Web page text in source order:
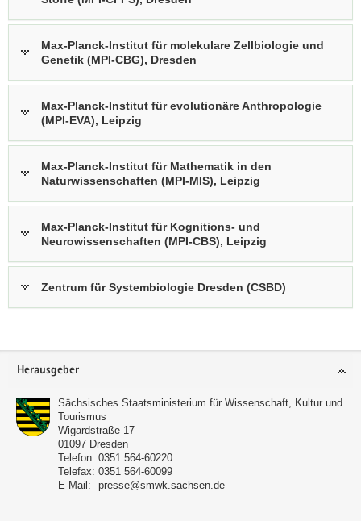
Max-Planck-Institut für molekulare Zellbiologie und
Genetik (MPI-CBG), Dresden
Max-Planck-Institut für evolutionäre Anthropologie
(MPI-EVA), Leipzig
Max-Planck-Institut für Mathematik in den
Naturwissenschaften (MPI-MIS), Leipzig
Max-Planck-Institut für Kognitions- und
Neurowissenschaften (MPI-CBS), Leipzig
Zentrum für Systembiologie Dresden (CSBD)
Footer-
Herausgeber
Sächsisches Staatsministerium für Wissenschaft, Kultur und
Tourismus
Wigardstraße 17
01097 Dresden
Telefon: 0351 564-60220
Telefax: 0351 564-60099
E-Mail:
presse@smwk.sachsen.de